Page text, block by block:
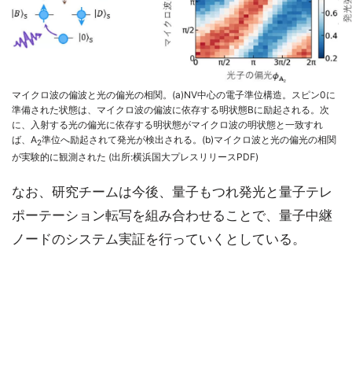
マイクロ波の偏波と光の偏光の相関。(a)NV中心の電子準位構造。スピン0に
準備された状態は、マイクロ波の偏波に依存する明状態Bに励起される。次
に、入射する光の偏光に依存する明状態がマイクロ波の明状態と一致すれ
ば、A2準位へ励起されて発光が検出される。(b)マイクロ波と光の偏光の相関
が実験的に観測された (出所:横浜国大プレスリリースPDF)
なお、研究チームは今後、量子もつれ発光と量子テレ
ポーテーション転写を組み合わせることで、量子中継
ノードのシステム実証を行っていくとしている。